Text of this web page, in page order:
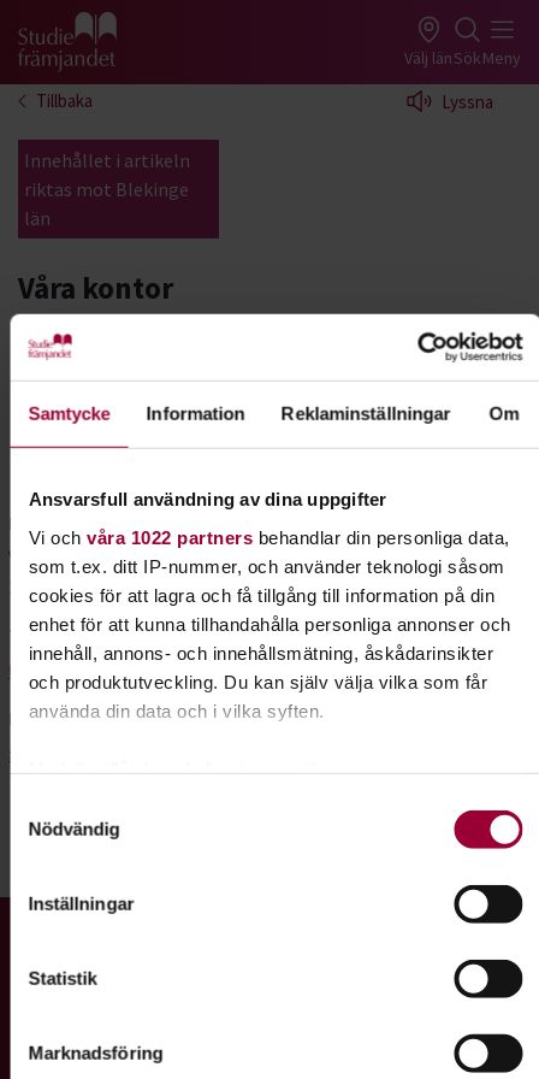
Samtycke Information Reklaminställningar Om
Ansvarsfull användning av dina uppgifter
Vi och våra 1022 partnersbehandlar din personliga data,
som t.ex. ditt IP-nummer, och använder teknologi såsom
cookies för att lagra och få tillgång till information på din
enhet för att kunna tillhandahålla personliga annonser och
innehåll, annons- och innehållsmätning, åskådarinsikter
och produktutveckling. Du kan själv välja vilka som får
använda din data och i vilka syften.
kan ha en noggrannhet på upp till flera meter
Ta reda på mer om hur dina personliga uppgifter behandlas
ändra eller dra tillbaka ditt samtycke när som helst från
För att du ska få en så bra upplevelse som möjligt
Nödvändig
Inställningar
Statistik
Marknadsföring
Gå till studiefrämjandets startsida Välj länSökMeny
Tillbaka Lyssna
Innehållet i artikeln
riktas mot Blekinge
län
Våra kontor
Här hittar du alla Studiefrämjandets kontor i
Blekinge län. Se adresser och kontaktuppgifter så
att du enkelt kan komma i kontakt med oss eller
besöka oss.
Ronneby
Besöksadress
Västra Torggatan 1
372 30 Ronneby
Telefon
076-109 62 22
E-post
syd@studieframjandet.se
Vi är ett av Sveriges största studieförbund med ett brett
utbud av studiecirklar, utbildningar, kulturarrangemang och